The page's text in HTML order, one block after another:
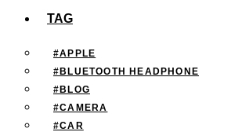
TAG
#APPLE
#BLUETOOTH HEADPHONE
#BLOG
#CAMERA
#CAR